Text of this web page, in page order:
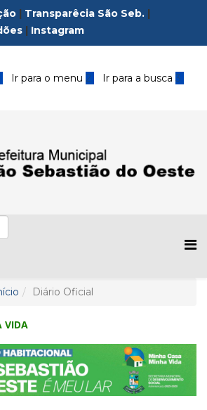
| Transparêcia São Seb. |
| Instagram
Ir para o menu 2 Ir para a busca3
Diário Oficial
VIDA